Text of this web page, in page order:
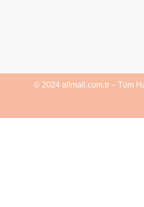
© 2024 allmall.com.tr – Tüm